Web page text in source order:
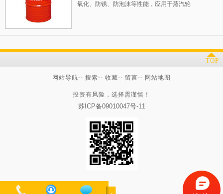
氧化、防锈、防泡沫等性能，应用于蒸汽轮
TOP
网站导航-- 搜索-- 收藏-- 留言-- 网站地图
投资有风险，选择需谨慎！
苏ICP备09010047号-11